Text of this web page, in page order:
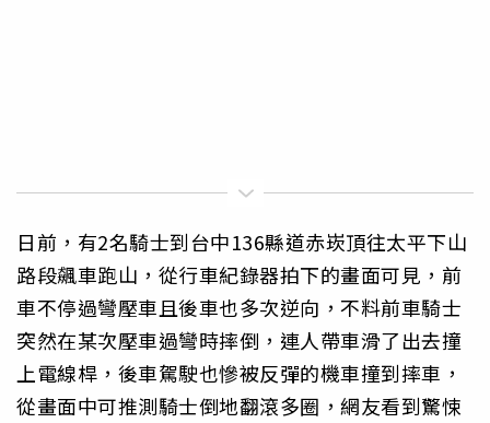
日前，有2名騎士到台中136縣道赤崁頂往太平下山
路段飆車跑山，從行車紀錄器拍下的畫面可見，前
車不停過彎壓車且後車也多次逆向，不料前車騎士
突然在某次壓車過彎時摔倒，連人帶車滑了出去撞
上電線桿，後車駕駛也慘被反彈的機車撞到摔車，
從畫面中可推測騎士倒地翻滾多圈，網友看到驚悚